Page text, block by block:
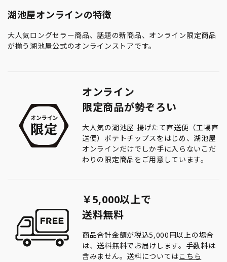
湖池屋オンラインの特徴
大人気ロングセラー商品、話題の新商品、オンライン限定商品
が揃う湖池屋公式のオンラインストアです。
オンライン
限定商品が勢ぞろい
大人気の湖池屋 揚げたて直送便（工場直
送便）ポテトチップスをはじめ、湖池屋
オンラインだけでしか手に入らないこだ
わりの限定商品をご用意しています。
￥5,000以上で
送料無料
商品合計金額が税込5,000円以上の場合
は、送料無料でお届けします。手数料は
含みません。送料についてはこちら